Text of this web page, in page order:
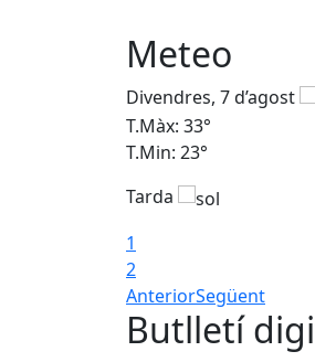
Meteo
Divendres, 7 d’agost
T.Màx: 33°
T.Min: 23°
Tarda
1
2
AnteriorSegüent
Butlletí